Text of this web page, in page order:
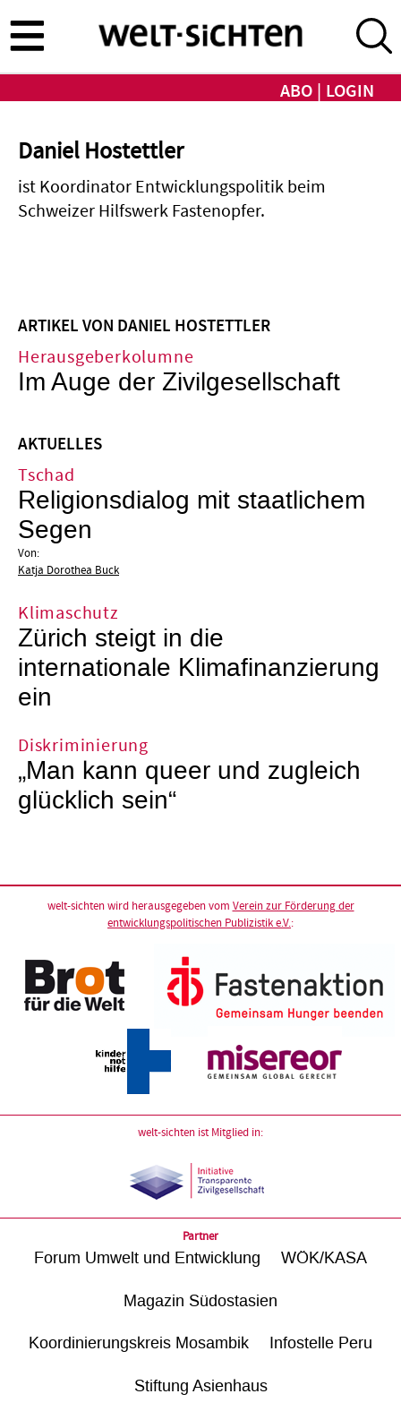
zum
Inhalt
ABO LOGIN
Daniel Hostettler
ist Koordinator Entwicklungspolitik beim
Schweizer Hilfswerk Fastenopfer.
ARTIKEL VON DANIEL HOSTETTLER
Herausgeberkolumne
Im Auge der Zivilgesellschaft
AKTUELLES
Tschad
Religionsdialog mit staatlichem
Segen
Von:
Katja Dorothea Buck
Klimaschutz
Zürich steigt in die
internationale Klimafinanzierung
ein
Diskriminierung
„Man kann queer und zugleich
glücklich sein“
welt-sichten wird herausgegeben vom Verein zur Förderung der
entwicklungspolitischen Publizistik e.V.:
welt-sichten ist Mitglied in:
Partner
Forum Umwelt und Entwicklung WÖK/KASA
Magazin Südostasien
Koordinierungskreis Mosambik Infostelle Peru
Stiftung Asienhaus